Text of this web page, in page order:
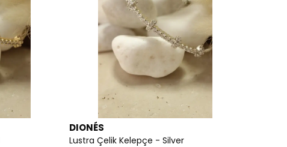
DIONÉS
Lustra Çelik Kelepçe - Silver